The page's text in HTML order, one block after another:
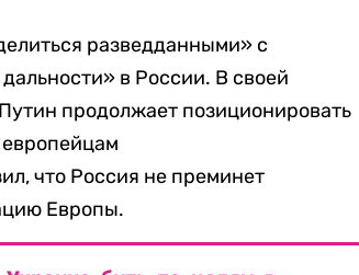
разведданными» с
в России. В своей
продолжает позиционировать
что Россия не преминет
Европы.